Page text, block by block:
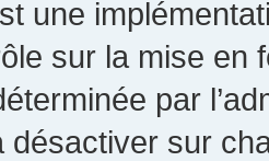
une
sur la mise en
par
désactiver sur